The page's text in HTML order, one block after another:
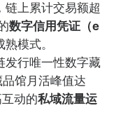
链上累计交易额超
数字信用凭证（e
熟模式。
发行唯一性数字藏
馆月活峰值达
动的私域流量运